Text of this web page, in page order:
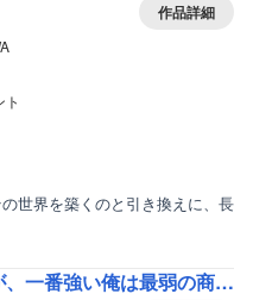
作品詳細
世界を築くのと引き換えに、長
クラスごと集団転移しましたが、一番強い俺は最弱の商人に偽装中です。（コミック）